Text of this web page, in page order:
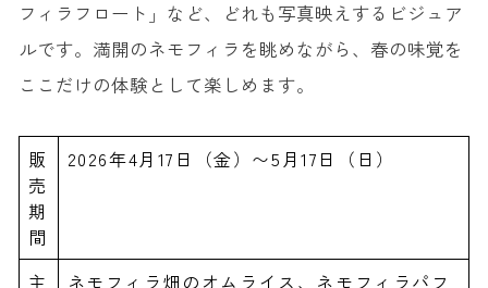
フィラフロート」など、どれも写真映えするビジュア
ルです。満開のネモフィラを眺めながら、春の味覚を
ここだけの体験として楽しめます。
販
売
期
間
2026年4月17日（金）〜5月17日（日）
主
ネモフィラ畑のオムライス、ネモフィラパフ